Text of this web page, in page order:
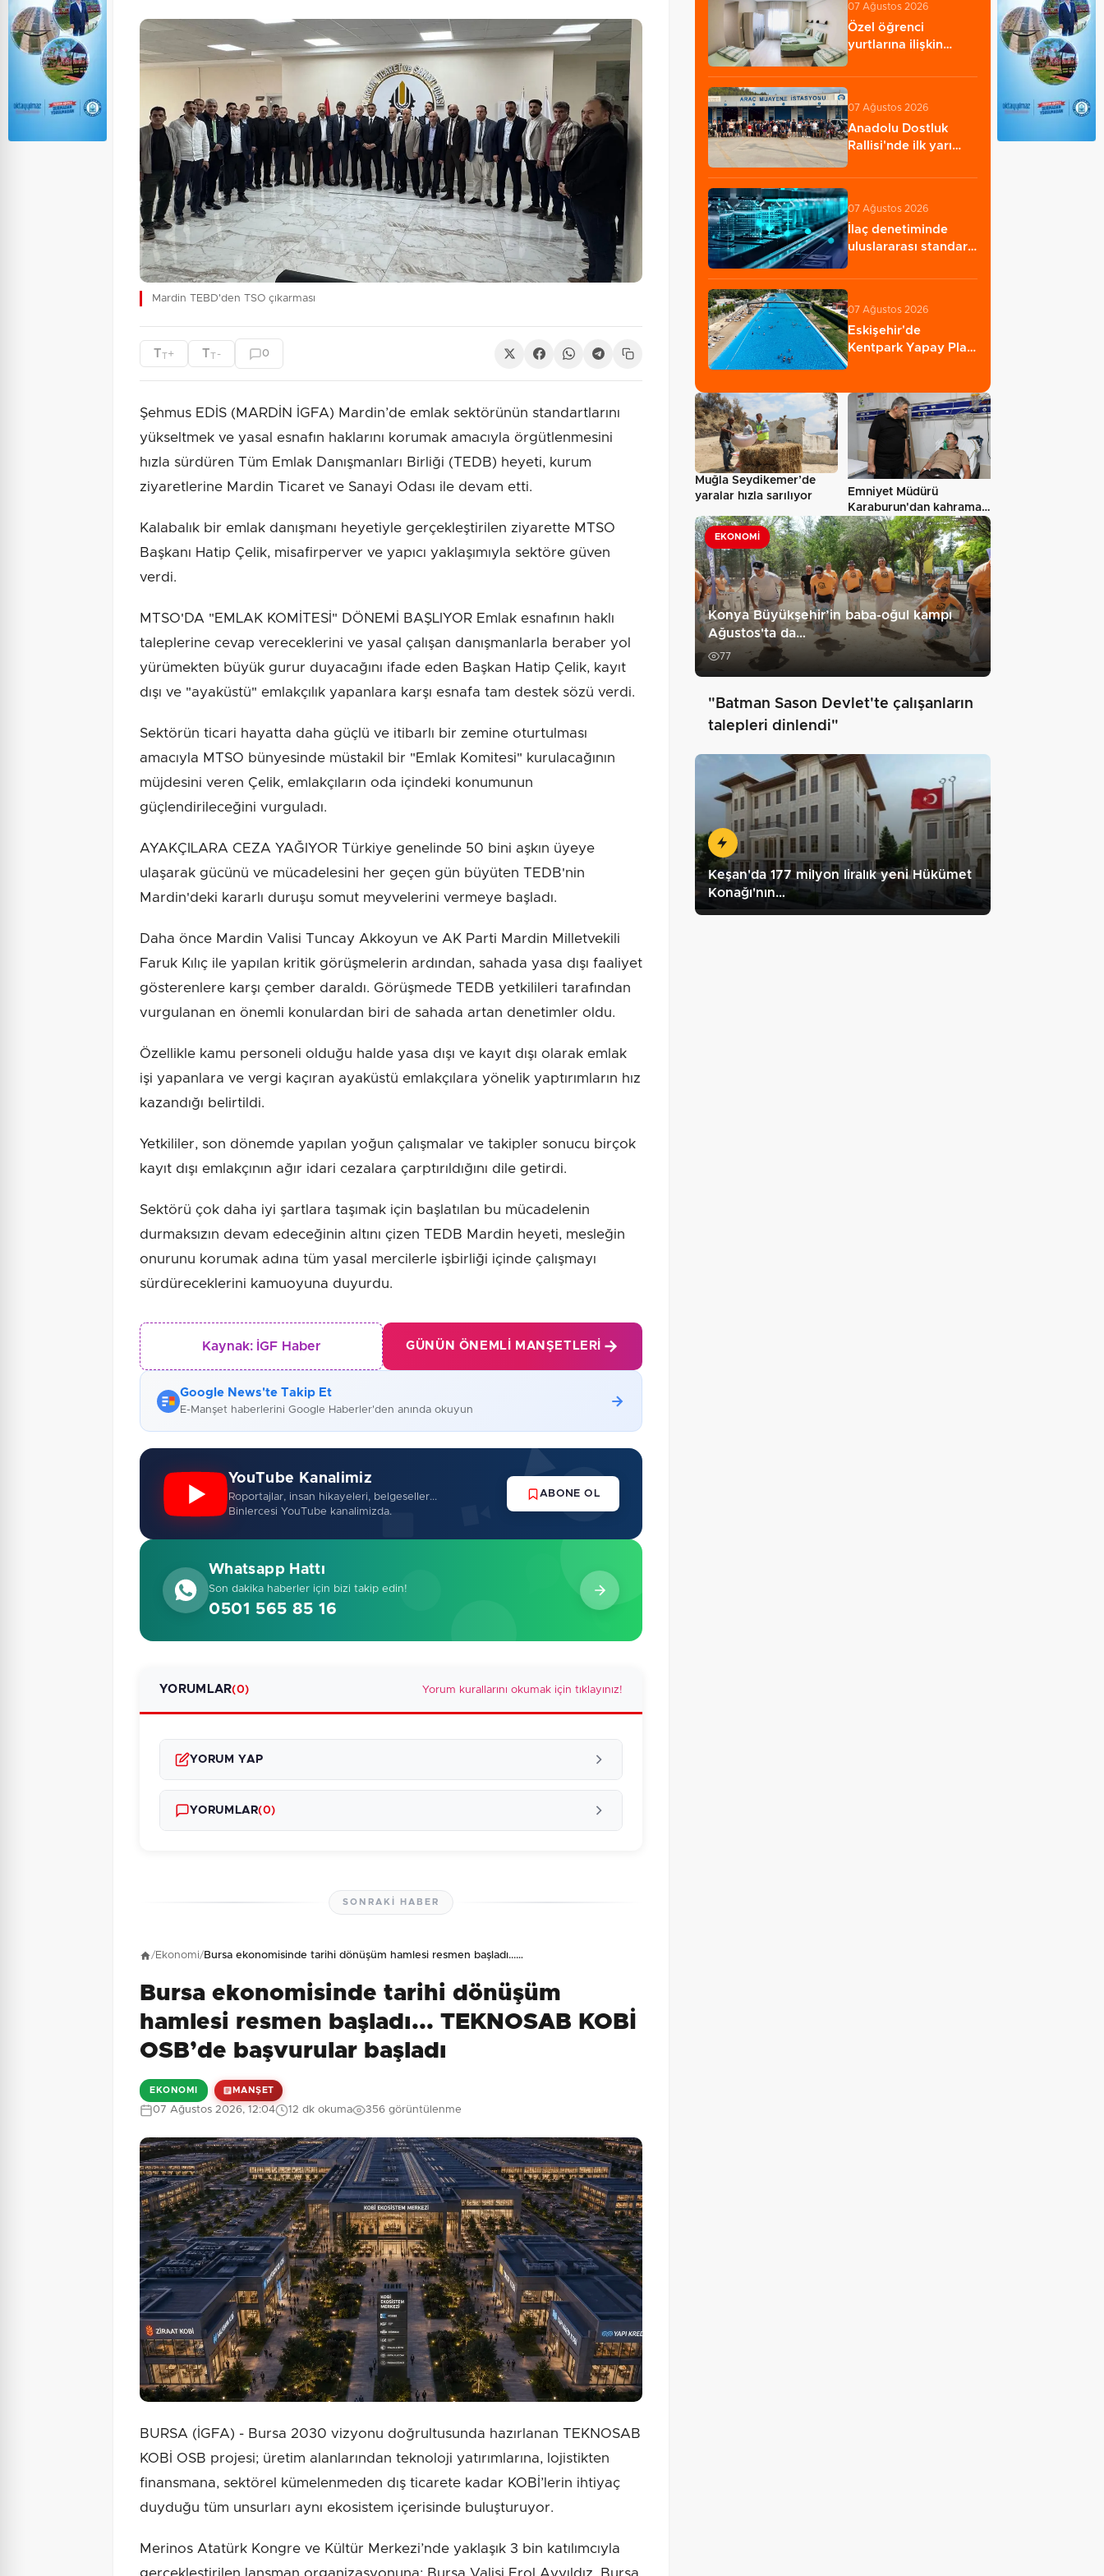
Mardin TEBD'den TSO çıkarması
TT+ TT - 0
Şehmus EDİS (MARDİN İGFA) ​Mardin’de emlak sektörünün standartlarını
yükseltmek ve yasal esnafın haklarını korumak amacıyla örgütlenmesini
hızla sürdüren Tüm Emlak Danışmanları Birliği (TEDB) heyeti, kurum
ziyaretlerine Mardin Ticaret ve Sanayi Odası ile devam etti.
Kalabalık bir emlak danışmanı heyetiyle gerçekleştirilen ziyarette MTSO
Başkanı Hatip Çelik, misafirperver ve yapıcı yaklaşımıyla sektöre güven
verdi.
​MTSO'DA "EMLAK KOMİTESİ" DÖNEMİ BAŞLIYOR Emlak esnafının haklı
taleplerine cevap vereceklerini ve yasal çalışan danışmanlarla beraber yol
yürümekten büyük gurur duyacağını ifade eden Başkan Hatip Çelik, kayıt
dışı ve "ayaküstü" emlakçılık yapanlara karşı esnafa tam destek sözü verdi.
Sektörün ticari hayatta daha güçlü ve itibarlı bir zemine oturtulması
amacıyla MTSO bünyesinde müstakil bir "Emlak Komitesi" kurulacağının
müjdesini veren Çelik, emlakçıların oda içindeki konumunun
güçlendirileceğini vurguladı.
​AYAKÇILARA CEZA YAĞIYOR Türkiye genelinde 50 bini aşkın üyeye
ulaşarak gücünü ve mücadelesini her geçen gün büyüten TEDB'nin
Mardin'deki kararlı duruşu somut meyvelerini vermeye başladı.
Daha önce Mardin Valisi Tuncay Akkoyun ve AK Parti Mardin Milletvekili
Faruk Kılıç ile yapılan kritik görüşmelerin ardından, sahada yasa dışı faaliyet
gösterenlere karşı çember daraldı. ​Görüşmede TEDB yetkilileri tarafından
vurgulanan en önemli konulardan biri de sahada artan denetimler oldu.
Özellikle kamu personeli olduğu halde yasa dışı ve kayıt dışı olarak emlak
işi yapanlara ve vergi kaçıran ayaküstü emlakçılara yönelik yaptırımların hız
kazandığı belirtildi.
Yetkililer, son dönemde yapılan yoğun çalışmalar ve takipler sonucu birçok
kayıt dışı emlakçının ağır idari cezalara çarptırıldığını dile getirdi.
​Sektörü çok daha iyi şartlara taşımak için başlatılan bu mücadelenin
durmaksızın devam edeceğinin altını çizen TEDB Mardin heyeti, mesleğin
onurunu korumak adına tüm yasal mercilerle işbirliği içinde çalışmayı
sürdüreceklerini kamuoyuna duyurdu.
Kaynak: İGF Haber GÜNÜN ÖNEMLI MANŞETLERI
Google News'te Takip Et
E-Manşet haberlerini Google Haberler'den anında okuyun
YouTube Kanalimiz
Roportajlar, insan hikayeleri, belgeseller...
Binlercesi YouTube kanalimizda.
ABONE OL
Whatsapp Hattı
Son dakika haberler için bizi takip edin!
0501 565 85 16
YORUMLAR(0) Yorum kurallarını okumak için tıklayınız!
YORUM YAP
Güvenlik Sorusu: 1 + 6 = ? Gönder
YORUMLAR(0)
SONRAKI HABER
/Ekonomi/Bursa ekonomisinde tarihi dönüşüm hamlesi resmen başladı...…
Bursa ekonomisinde tarihi dönüşüm
hamlesi resmen başladı... TEKNOSAB KOBİ
OSB’de başvurular başladı
EKONOMI MANŞET
07 Ağustos 2026, 12:04 12 dk okuma 356 görüntülenme
BURSA (İGFA) - Bursa 2030 vizyonu doğrultusunda hazırlanan TEKNOSAB
KOBİ OSB projesi; üretim alanlarından teknoloji yatırımlarına, lojistikten
finansmana, sektörel kümelenmeden dış ticarete kadar KOBİ’lerin ihtiyaç
duyduğu tüm unsurları aynı ekosistem içerisinde buluşturuyor.
Merinos Atatürk Kongre ve Kültür Merkezi’nde yaklaşık 3 bin katılımcıyla
gerçekleştirilen lansman organizasyonuna; Bursa Valisi Erol Ayyıldız, Bursa
07 Ağustos 2026
Özel öğrenci
yurtlarına ilişkin
değişikliği...…
07 Ağustos 2026
Anadolu Dostluk
Rallisi'nde ilk yarı
07 Ağustos 2026
İlaç denetiminde
uluslararası standart
07 Ağustos 2026
Eskişehir'de
Kentpark Yapay Plajı
Muğla Seydikemer’de
yaralar hızla sarılıyor
Emniyet Müdürü
Karaburun'dan kahraman
bekçiye hastanede…
EKONOMI
Konya Büyükşehir’in baba-oğul kampı
Ağustos'ta da…
77
"Batman Sason Devlet'te çalışanların
talepleri dinlendi"
Keşan'da 177 milyon liralık yeni Hükümet
Konağı'nın…